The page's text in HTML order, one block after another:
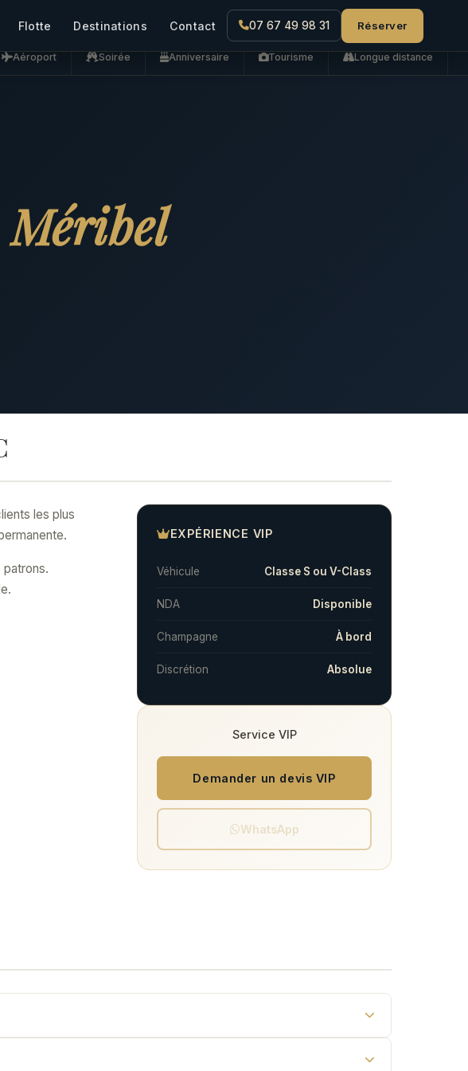
Flotte Destinations Contact 07 67 49 98 31 Réserver
Aéroport Soirée Anniversaire Tourisme Longue distance
Méribel
les plus
EXPÉRIENCE VIP
Véhicule Classe S ou V-Class
NDA Disponible
Champagne À bord
Discrétion Absolue
Service VIP
Demander un devis VIP
WhatsApp